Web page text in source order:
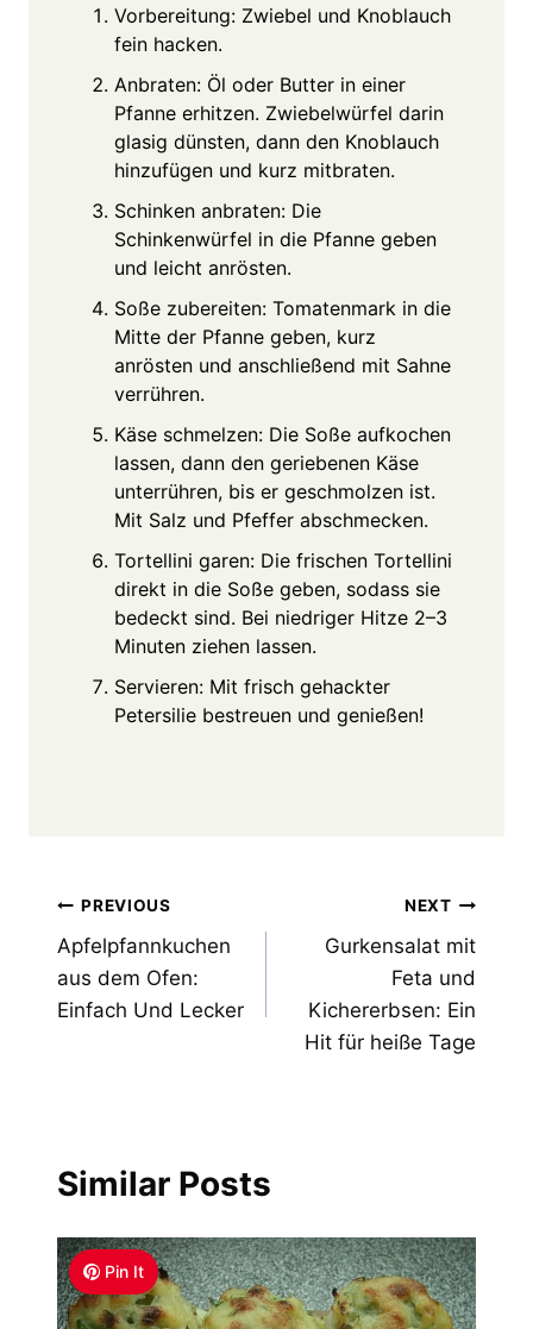
Vorbereitung: Zwiebel und Knoblauch
fein hacken.
Anbraten: Öl oder Butter in einer
Pfanne erhitzen. Zwiebelwürfel darin
glasig dünsten, dann den Knoblauch
hinzufügen und kurz mitbraten.
Schinken anbraten: Die
Schinkenwürfel in die Pfanne geben
und leicht anrösten.
Soße zubereiten: Tomatenmark in die
Mitte der Pfanne geben, kurz
anrösten und anschließend mit Sahne
verrühren.
Käse schmelzen: Die Soße aufkochen
lassen, dann den geriebenen Käse
unterrühren, bis er geschmolzen ist.
Mit Salz und Pfeffer abschmecken.
Tortellini garen: Die frischen Tortellini
direkt in die Soße geben, sodass sie
bedeckt sind. Bei niedriger Hitze 2–3
Minuten ziehen lassen.
Servieren: Mit frisch gehackter
Petersilie bestreuen und genießen!
Post
navigation
PREVIOUS
Apfelpfannkuchen
aus dem Ofen:
Einfach Und Lecker
NEXT
Gurkensalat mit
Feta und
Kichererbsen: Ein
Hit für heiße Tage
Similar Posts
Pin It